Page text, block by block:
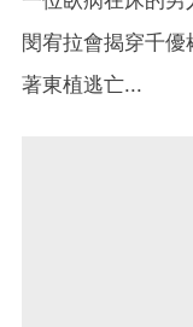
閔宥拉會揭穿千
著東植逃亡...